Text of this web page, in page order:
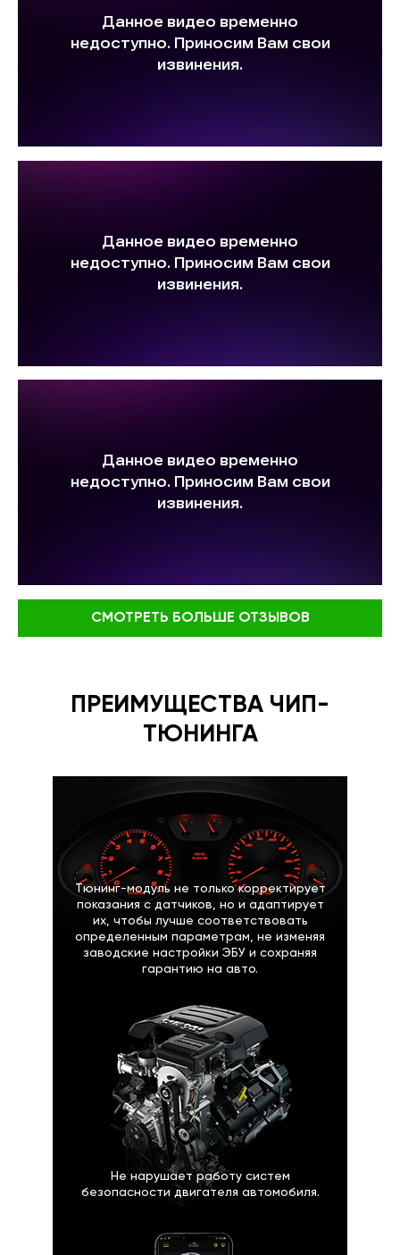
СМОТРЕТЬ БОЛЬШЕ ОТЗЫВОВ
ПРЕИМУЩЕСТВА ЧИП-
ТЮНИНГА
Тюнинг-модуль не только корректирует
показания с датчиков, но и адаптирует
их, чтобы лучше соответствовать
определенным параметрам, не изменяя
заводские настройки ЭБУ и сохраняя
гарантию на авто.
Не нарушает работу систем
безопасности двигателя автомобиля.